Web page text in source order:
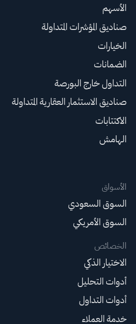
الأسهم
صناديق المؤشرات المتداولة
الخيارات
الضمانات
التداول خارج البورصة
صناديق الاستثمار العقارية المتداولة
الاكتتابات
الهامش
الأسواق
السوق السعودي
السوق الأمريكي
الخصائص
الاختيار الذكي
أدوات التحليل
أدوات التداول
خدمة العملاء